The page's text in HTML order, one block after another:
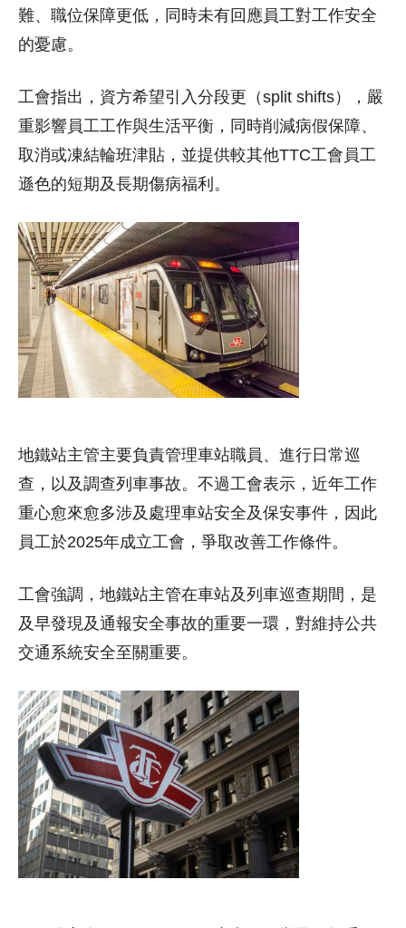
難、職位保障更低，同時未有回應員工對工作安全
的憂慮。
工會指出，資方希望引入分段更（split shifts），嚴
重影響員工工作與生活平衡，同時削減病假保障、
取消或凍結輪班津貼，並提供較其他TTC工會員工
遜色的短期及長期傷病福利。
地鐵站主管主要負責管理車站職員、進行日常巡
查，以及調查列車事故。不過工會表示，近年工作
重心愈來愈多涉及處理車站安全及保安事件，因此
員工於2025年成立工會，爭取改善工作條件。
工會強調，地鐵站主管在車站及列車巡查期間，是
及早發現及通報安全事故的重要一環，對維持公共
交通系統安全至關重要。